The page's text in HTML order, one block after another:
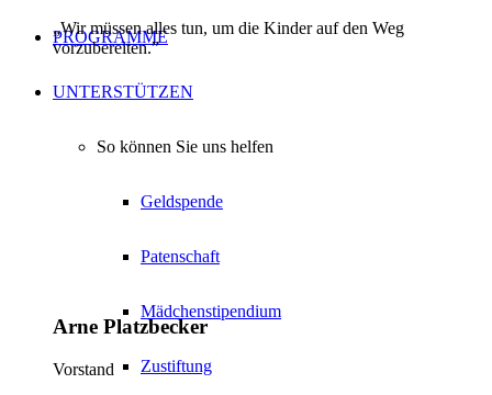
PROGRAMME
UNTERSTÜTZEN
So können Sie uns helfen
Geldspende
Patenschaft
Mädchenstipendium
Zustiftung
„Wir müssen alles tun, um die Kinder auf den Weg
vorzubereiten.”
Arne Platzbecker
Vorstand